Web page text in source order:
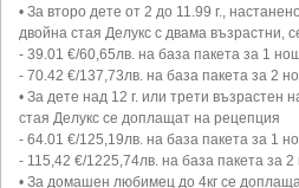
• За второ дете от 2 до 11.99 г.,
двойна стая Делукс с двама възрастни,
- 39.01 €/60,65лв. на база пакета за 1
- 70.42 €/137,73лв. на база пакета за 2
• За дете над 12 г. или трети възрастен
стая Делукс се доплащат на рецепция
- 64.01 €/125,19лв. на база пакета за 1
- 115,42 €/1225,74лв. на база пакета за 2
• За домашен любимец до 4кг се